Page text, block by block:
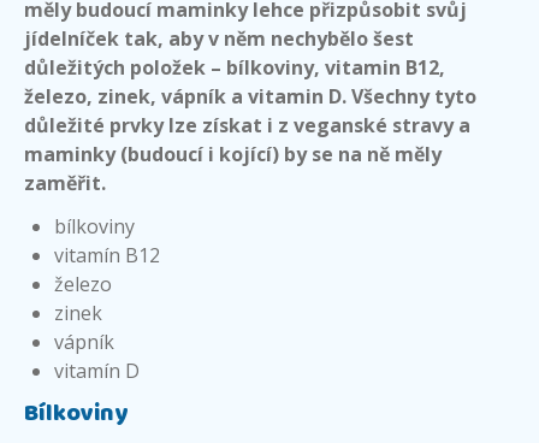
měly budoucí maminky lehce přizpůsobit svůj
jídelníček tak, aby v něm nechybělo šest
důležitých položek – bílkoviny, vitamin B12,
železo, zinek, vápník a vitamin D. Všechny tyto
důležité prvky lze získat i z veganské stravy a
maminky (budoucí i kojící) by se na ně měly
zaměřit.
bílkoviny
vitamín B12
železo
zinek
vápník
vitamín D
Bílkoviny